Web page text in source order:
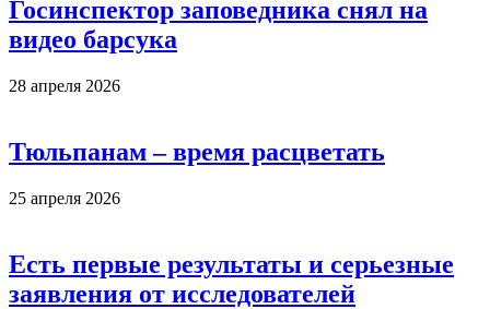
Госинспектор заповедника снял на
видео барсука
28 апреля 2026
Тюльпанам – время расцветать
25 апреля 2026
Есть первые результаты и серьезные
заявления от исследователей